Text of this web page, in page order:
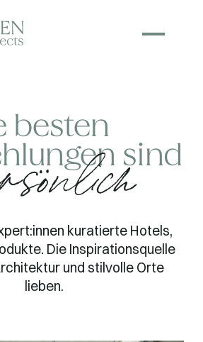
besten
sind
kuratierte Hotels,
Die Inspirationsquelle
und stilvolle Orte
lieben.